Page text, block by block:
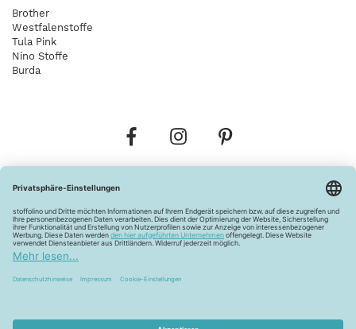
Brother
Westfalenstoffe
Tula Pink
Nino Stoffe
Burda
Widerrufsbelehrung Vertrag widerrufen
Barrierefreiheitserklärung
Pflegehinweise